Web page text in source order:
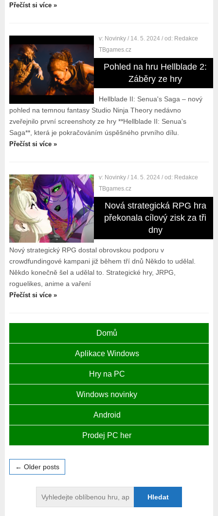
Přečíst si více »
v: Novinky / 14. 5. 2024 / od: Redakce
TBgames.cz
Pohled na hru Hellblade 2:
Záběry ze hry
Hellblade II: Senua's Saga – nový
pohled na temnou fantasy Studio Ninja Theory nedávno
zveřejnilo první screenshoty ze hry **Hellblade II: Senua's
Saga**, která je pokračováním úspěšného prvního dílu.
Přečíst si více »
v: Novinky / 14. 5. 2024 / od: Redakce
TBgames.cz
Nová strategická RPG hra
překonala cílový zisk za tři
dny
Nový strategický RPG dostal obrovskou podporu v
crowdfundingové kampani již během tří dnů Někdo to udělal.
Někdo konečně šel a udělal to. Strategické hry, JRPG,
roguelikes, anime a vaření
Přečíst si více »
Domů
Aplikace Windows
Hry na PC
Windows novinky
Android
Prodej PC her
← Older posts